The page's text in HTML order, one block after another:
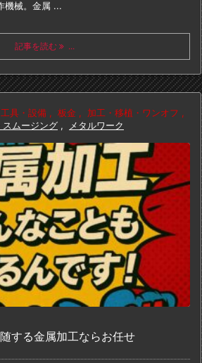
械。 金属 ...
記事を読む ...
工具・設備 , 板金 , 加工・移植・ワンオフ ,
スムージング , メタルワーク
する金属加工ならお任せ